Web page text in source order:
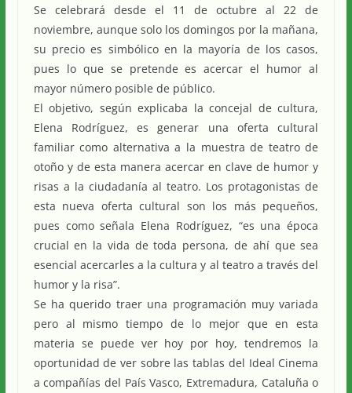
Se celebrará desde el 11 de octubre al 22 de
noviembre, aunque solo los domingos por la mañana,
su precio es simbólico en la mayoría de los casos,
pues lo que se pretende es acercar el humor al
mayor número posible de público.
El objetivo, según explicaba la concejal de cultura,
Elena Rodríguez, es generar una oferta cultural
familiar como alternativa a la muestra de teatro de
otoño y de esta manera acercar en clave de humor y
risas a la ciudadanía al teatro. Los protagonistas de
esta nueva oferta cultural son los más pequeños,
pues como señala Elena Rodríguez, “es una época
crucial en la vida de toda persona, de ahí que sea
esencial acercarles a la cultura y al teatro a través del
humor y la risa”.
Se ha querido traer una programación muy variada
pero al mismo tiempo de lo mejor que en esta
materia se puede ver hoy por hoy, tendremos la
oportunidad de ver sobre las tablas del Ideal Cinema
a compañías del País Vasco, Extremadura, Cataluña o